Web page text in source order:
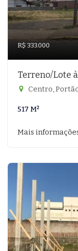
R$ 333.000
Terreno/Lote
Centro,
517 M²
Mais